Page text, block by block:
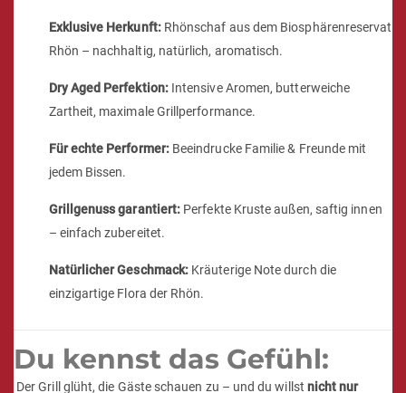
Exklusive Herkunft:Rhönschaf aus dem Biosphärenreservat
Rhön – nachhaltig, natürlich, aromatisch.
Dry Aged Perfektion:Intensive Aromen, butterweiche
Zartheit, maximale Grillperformance.
Für echte Performer:Beeindrucke Familie & Freunde mit
jedem Bissen.
Grillgenuss garantiert: Perfekte Kruste außen, saftig innen
– einfach zubereitet.
Natürlicher Geschmack: Kräuterige Note durch die
einzigartige Flora der Rhön.
Du kennst das Gefühl:
Der Grill glüht, die Gäste schauen zu – und du willst nicht nur